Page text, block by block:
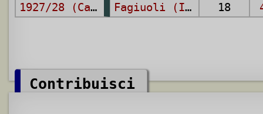
1927/28 (Campionato Nazionale) Fagiuoli (I) Bekey
18
Contribuisci